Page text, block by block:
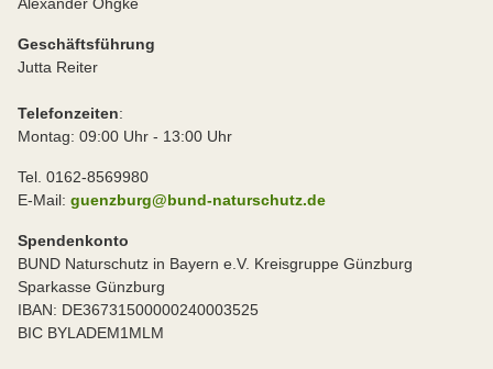
Alexander Ohgke
Geschäftsführung
Jutta Reiter
Telefonzeiten:
Montag: 09:00 Uhr - 13:00 Uhr
Tel. 0162-8569980
E-Mail: guenzburg@bund-naturschutz.de
Spendenkonto
BUND Naturschutz in Bayern e.V. Kreisgruppe Günzburg
Sparkasse Günzburg
IBAN: DE36731500000240003525
BIC BYLADEM1MLM